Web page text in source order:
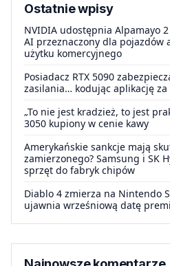
Ostatnie wpisy
NVIDIA udostępnia Alpamayo
AI przeznaczony dla pojazdów
użytku komercyjnego
Posiadacz RTX 5090
zasilania… kodując aplikację
„To nie jest kradzież, to jest
3050 kupiony w cenie kawy
Amerykańskie sankcje mają
zamierzonego? Samsung i SK
sprzęt do fabryk chipów
Diablo 4 zmierza na Nintendo
ujawnia wrześniową datę